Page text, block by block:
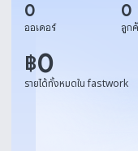
0
ออเดอร์
0
ลูก
฿0
รายได้ทั้งหมดใน fastwork
แชทกับ